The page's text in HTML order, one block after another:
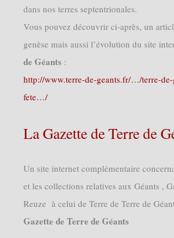
dans nos terres septentrionales.
Vous pouvez découvrir ci-après, un
genèse mais aussi l’évolution du site
de Géants :
http://www.terre-de-geants.fr/…/terre-de-
fete…/
La Gazette de Terre de
Un site internet complémentaire
et les collections relatives aux Géants ,
Reuze à celui de Terre de Terre de
Gazette de Terre de Géants